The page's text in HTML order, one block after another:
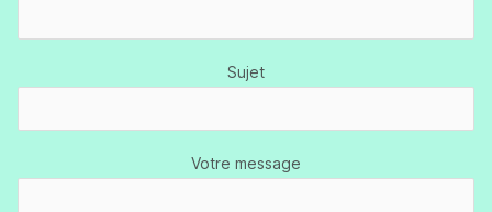
Sujet
Votre message